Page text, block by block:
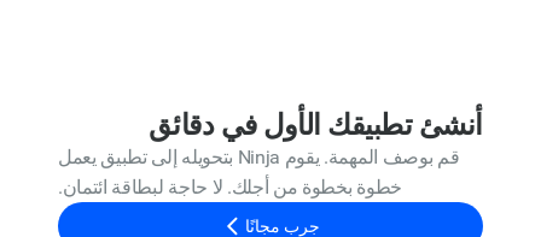
أنشئ تطبيقك الأول في دقائق
قم بوصف المهمة. يقوم Ninja بتحويله إلى تطبيق يعمل
خطوة بخطوة من أجلك. لا حاجة لبطاقة ائتمان.
جرب مجانًا